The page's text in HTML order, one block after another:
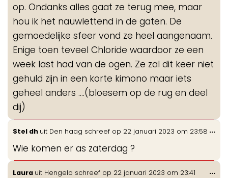
op. Ondanks alles gaat ze terug mee, maar
hou ik het nauwlettend in de gaten. De
gemoedelijke sfeer vond ze heel aangenaam.
Enige toen teveel Chloride waardoor ze een
week last had van de ogen. Ze zal dit keer niet
gehuld zijn in een korte kimono maar iets
geheel anders ....(bloesem op de rug en deel
dij)
Stel dh uit Den haag schreef op 22 januari 2023 om 23:58
Wie komen er as zaterdag ?
...
Laura uit Hengelo schreef op 22 januari 2023 om 23:41 ...